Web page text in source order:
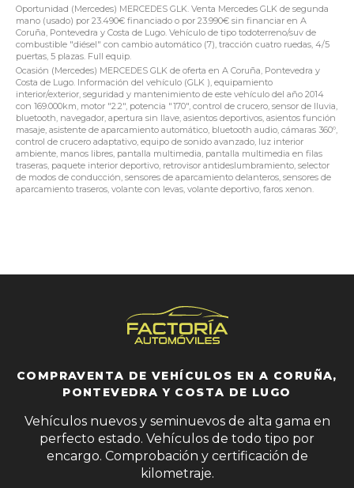
Oportunidad (Mercedes) MERCEDES GLK. Venta Mercedes GLK de segunda
mano (usado) por 23.490€ financiado o por 23.990€ sin financiar en A
Coruña, Pontevedra y Costa de Lugo. Vehículo de tipo todoterreno/suv de
combustible "diésel" con cambio automático (7), tracción cuatro ruedas, 4/5
puertas, 5 plazas. Full equip.
Ocasión (Mercedes) MERCEDES GLK de oferta en A Coruña, Pontevedra y
Costa de Lugo. Información del vehículo (GLK ), equipamiento
interior/exterior, seguridad y mantenimiento de este vehículo del año 2014
con 169.000km, motor "2.2", potencia "170", control de crucero, sensor de lluvia,
bluetooth, navegador, apertura sin llave, asientos deportivos, asientos función
masaje, asistente de aparcamiento automático, bluetooth audio, cámaras 360º,
control de crucero adaptativo, equipo de sonido avanzado, luz interior
ambiente, manos libres, pantalla multimedia, pantalla multimedia en filas
traseras, paquete interior deportivo, retrovisor antideslumbramiento, selector
de modos de conducción, sensores de aparcamiento delanteros, sensores de
aparcamiento traseros, volante con levas, volante deportivo, faros xenon.
COMPRAVENTA DE VEHÍCULOS EN A CORUÑA,
PONTEVEDRA Y COSTA DE LUGO
Vehículos nuevos y seminuevos de alta gama en
perfecto estado. Vehículos de todo tipo por
encargo. Comprobación y certificación de
kilometraje.